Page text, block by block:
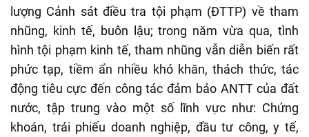
lượng Cảnh sát điều tra tội phạm (ĐTTP) về tham
nhũng, kinh tế, buôn lậu; trong năm vừa qua, tình
hình tội phạm kinh tế, tham nhũng vẫn diễn biến rất
phức tạp, tiềm ẩn nhiều khó khăn, thách thức, tác
động tiêu cực đến công tác đảm bảo ANTT của đất
nước, tập trung vào một số lĩnh vực như: Chứng
khoán, trái phiếu doanh nghiệp, đầu tư công, y tế,